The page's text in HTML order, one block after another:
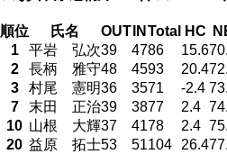
順位 氏名 OUT IN Total HC
1
平岩 弘次39 4786 15.6
2
長柄 雅守48 4593 20.4
3
村尾 憲明36 3571 -2.4
7
末田 正治39 3877 2.4
10 山根 大輝37 4178 2.4
20 益原 拓士53 51104 26.4